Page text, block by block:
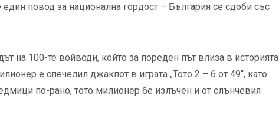
повод за национална гордост – България се сдоби със
на 100-те войводи, който за пореден път влиза в историята
е спечелил джакпот в играта „Тото 2 – 6 от 49“, като
по-рано, тото милионер бе излъчен и от слънчевия